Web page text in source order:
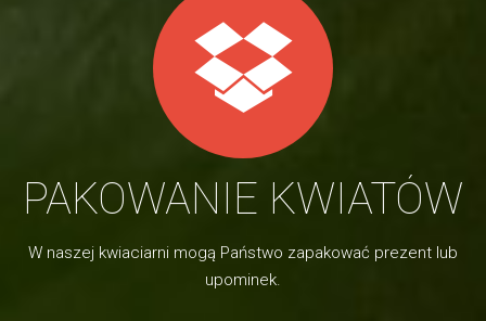
PAKOWANIE KWIATÓW
W naszej kwiaciarni mogą Państwo zapakować prezent lub
upominek.